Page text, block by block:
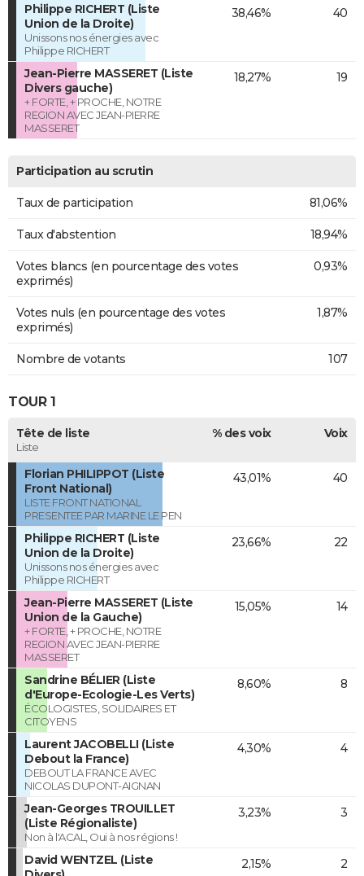
Philippe RICHERT (Liste
Union de la Droite)
Unissons nos énergies avec
Philippe RICHERT
38,46% 40
Jean-Pierre MASSERET (Liste
Divers gauche)
+ FORTE, + PROCHE, NOTRE
REGION AVEC JEAN-PIERRE
MASSERET
18,27% 19
Participation au scrutin
Taux de participation 81,06%
Taux d'abstention 18,94%
Votes blancs (en pourcentage des votes
exprimés)
0,93%
Votes nuls (en pourcentage des votes
exprimés)
1,87%
Nombre de votants 107
TOUR 1
Tête de liste
Liste
% des voix Voix
Florian PHILIPPOT (Liste
Front National)
LISTE FRONT NATIONAL
PRESENTEE PAR MARINE LE PEN
43,01% 40
Philippe RICHERT (Liste
Union de la Droite)
Unissons nos énergies avec
Philippe RICHERT
23,66% 22
Jean-Pierre MASSERET (Liste
Union de la Gauche)
+ FORTE, + PROCHE, NOTRE
REGION AVEC JEAN-PIERRE
MASSERET
15,05% 14
Sandrine BÉLIER (Liste
d'Europe-Ecologie-Les Verts)
ÉCOLOGISTES, SOLIDAIRES ET
CITOYENS
8,60% 8
Laurent JACOBELLI (Liste
Debout la France)
DEBOUT LA FRANCE AVEC
NICOLAS DUPONT-AIGNAN
4,30% 4
Jean-Georges TROUILLET
(Liste Régionaliste)
Non à l'ACAL, Oui à nos régions !
3,23% 3
David WENTZEL (Liste
2,15% 2